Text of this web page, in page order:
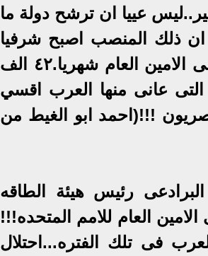
عييا ان ترشح دولة ما
ان ذلك المنصب اصبح شرفيا
اكثر منه تنفيذيا وقياديا واصبح مصدر دخل محترم(يتقاضى الامين العام شهريا.٤٢ الف
عانى منها العرب اقسي
كان امناء العرب مصريون !!!(احمد ابو الغيط من
اضف اليهم البرادعى رئيس هيئة الطاقه
العام للامم المتحده!!!
فى تلك الفتره...احتلال